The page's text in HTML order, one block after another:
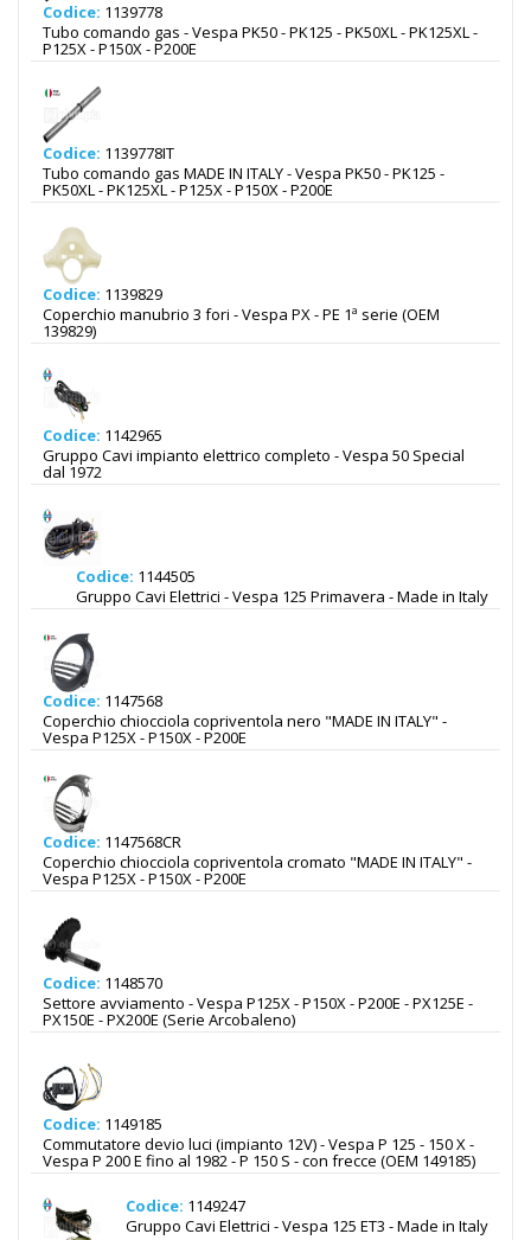
Codice: 1139778
Tubo comando gas - Vespa PK50 - PK125 - PK50XL - PK125XL -
P125X - P150X - P200E
Codice: 1139778IT
Tubo comando gas MADE IN ITALY - Vespa PK50 - PK125 -
PK50XL - PK125XL - P125X - P150X - P200E
Codice: 1139829
Coperchio manubrio 3 fori - Vespa PX - PE 1ª serie (OEM
139829)
Codice: 1142965
Gruppo Cavi impianto elettrico completo - Vespa 50 Special
dal 1972
Codice: 1144505
Gruppo Cavi Elettrici - Vespa 125 Primavera - Made in Italy
Codice: 1147568
Coperchio chiocciola copriventola nero "MADE IN ITALY" -
Vespa P125X - P150X - P200E
Codice: 1147568CR
Coperchio chiocciola copriventola cromato "MADE IN ITALY" -
Vespa P125X - P150X - P200E
Codice: 1148570
Settore avviamento - Vespa P125X - P150X - P200E - PX125E -
PX150E - PX200E (Serie Arcobaleno)
Codice: 1149185
Commutatore devio luci (impianto 12V) - Vespa P 125 - 150 X -
Vespa P 200 E fino al 1982 - P 150 S - con frecce (OEM 149185)
Codice: 1149247
Gruppo Cavi Elettrici - Vespa 125 ET3 - Made in Italy